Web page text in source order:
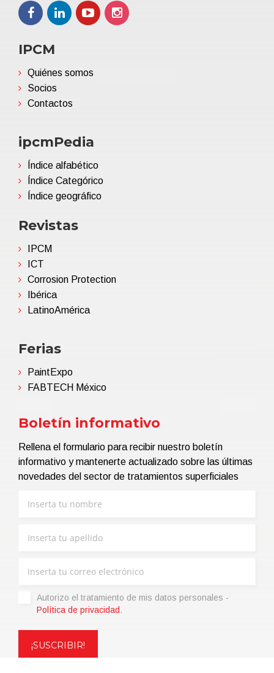
IPCM
Quiénes somos
Socios
Contactos
ipcmPedia
Índice alfabético
Índice Categórico
Índice geográfico
Revistas
IPCM
ICT
Corrosion Protection
Ibérica
LatinoAmérica
Ferias
PaintExpo
FABTECH México
Boletín informativo
Rellena el formulario para recibir nuestro boletín
informativo y mantenerte actualizado sobre las últimas
novedades del sector de tratamientos superficiales
Autorizo ​​el tratamiento de mis datos personales -
Política de privacidad .